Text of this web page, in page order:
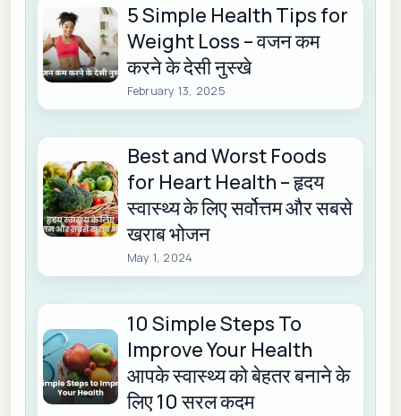
5 Simple Health Tips for
Weight Loss – वजन कम
करने के देसी नुस्खे
February 13, 2025
Best and Worst Foods
for Heart Health – हृदय
स्वास्थ्य के लिए सर्वोत्तम और सबसे
खराब भोजन
May 1, 2024
10 Simple Steps To
Improve Your Health
आपके स्वास्थ्य को बेहतर बनाने के
लिए 10 सरल कदम